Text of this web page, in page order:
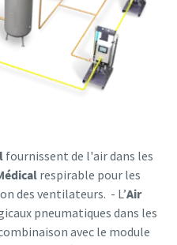
fournissent de l'air dans les
respirable pour les
des ventilateurs. - L’Air
pneumatiques dans les
avec le module